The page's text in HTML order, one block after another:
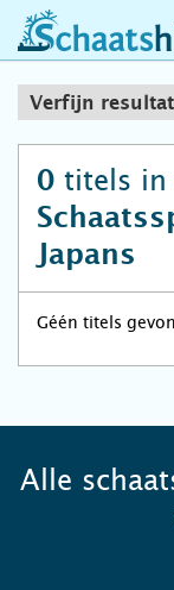
Verfijn
0 titels in
Japans
Géén titels
Alle